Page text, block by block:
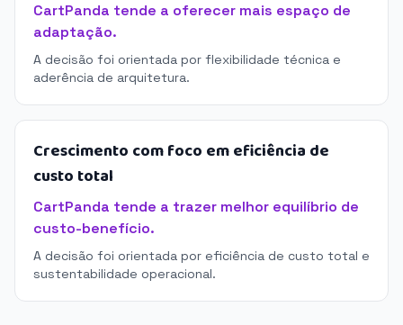
CartPanda tende a oferecer mais espaço de
adaptação.
A decisão foi orientada por flexibilidade técnica e
aderência de arquitetura.
Crescimento com foco em eficiência de
custo total
CartPanda tende a trazer melhor equilíbrio de
custo-benefício.
A decisão foi orientada por eficiência de custo total e
sustentabilidade operacional.